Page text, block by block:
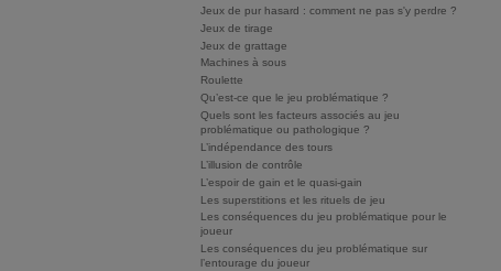
Jeux de pur hasard : comment ne pas s'y perdre ?
Jeux de tirage
Jeux de grattage
Machines à sous
Roulette
Qu’est-ce que le jeu problématique ?
Quels sont les facteurs associés au jeu
problématique ou pathologique ?
L’indépendance des tours
L’illusion de contrôle
L’espoir de gain et le quasi-gain
Les superstitions et les rituels de jeu
Les conséquences du jeu problématique pour le
joueur
Les conséquences du jeu problématique sur
l’entourage du joueur